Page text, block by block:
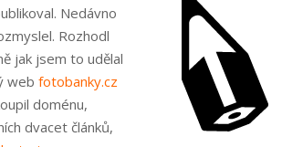
Nedávno
Rozhodl
jak jsem to udělal
web fotobanky.cz
doménu,
dvacet článků,